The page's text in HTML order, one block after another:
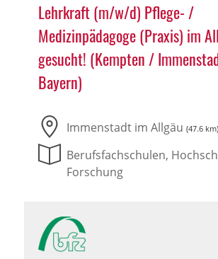
Lehrkraft (m/w/d) Pflege- /
Medizinpädagoge (Praxis) im
gesucht! (Kempten /
Bayern)
Immenstadt im Allgäu (47.6 km)
Berufsfachschulen,
Forschung